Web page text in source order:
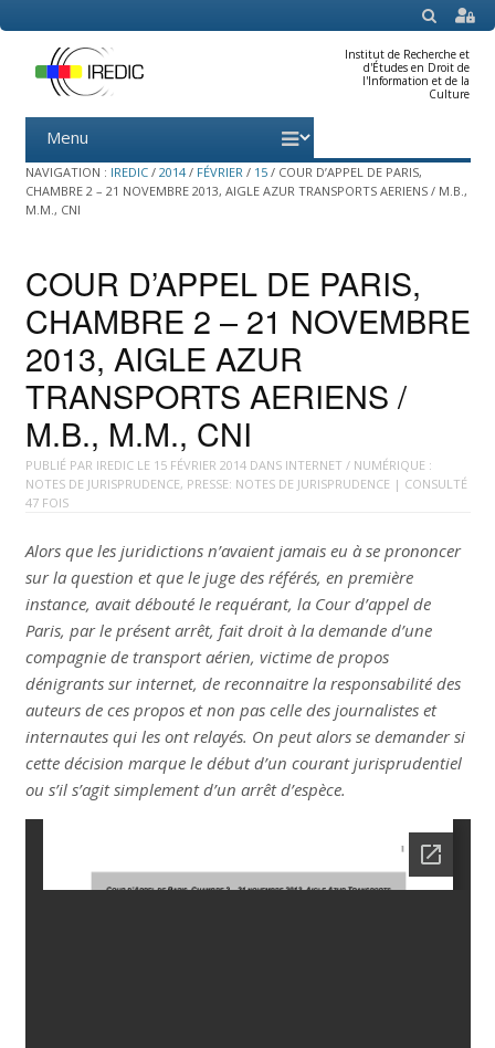
SEARCH
Institut de Recherche et
d'Études en Droit de
l'Information et de la
Culture
Menu
content
NAVIGATION : IREDIC / 2014 / FÉVRIER / 15 / COUR D’APPEL DE PARIS,
CHAMBRE 2 – 21 NOVEMBRE 2013, AIGLE AZUR TRANSPORTS AERIENS / M.B.,
M.M., CNI
COUR D’APPEL DE PARIS,
CHAMBRE 2 – 21 NOVEMBRE
2013, AIGLE AZUR
TRANSPORTS AERIENS /
M.B., M.M., CNI
PUBLIÉ PAR IREDICLE 15 FÉVRIER 2014DANS INTERNET / NUMÉRIQUE :
NOTES DE JURISPRUDENCE, PRESSE: NOTES DE JURISPRUDENCE | CONSULTÉ
47 FOIS
Alors que les juridictions n’avaient jamais eu à se prononcer
sur la question et que le juge des référés, en première
instance, avait débouté le requérant, la Cour d’appel de
Paris, par le présent arrêt, fait droit à la demande d’une
compagnie de transport aérien, victime de propos
dénigrants sur internet, de reconnaitre la responsabilité des
auteurs de ces propos et non pas celle des journalistes et
internautes qui les ont relayés. On peut alors se demander si
cette décision marque le début d’un courant jurisprudentiel
ou s’il s’agit simplement d’un arrêt d’espèce.